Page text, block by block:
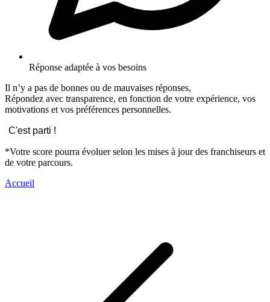
Réponse adaptée à vos besoins
Il n’y a pas de bonnes ou de mauvaises réponses,
Répondez avec transparence, en fonction de votre expérience, vos
motivations et vos préférences personnelles.
C'est parti !
*Votre score pourra évoluer selon les mises à jour des franchiseurs et
de votre parcours.
Accueil